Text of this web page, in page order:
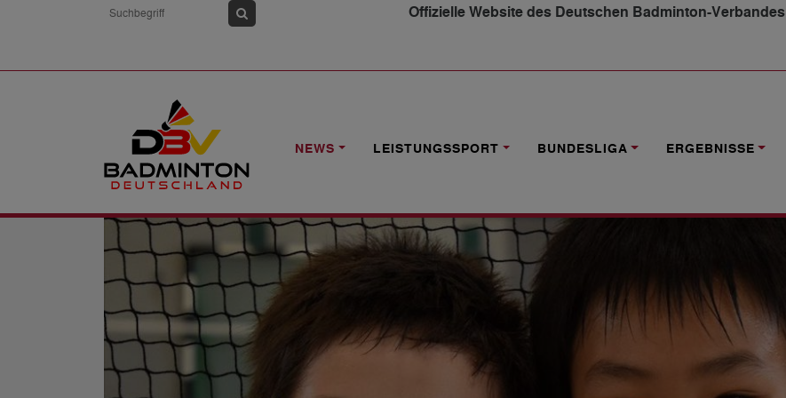
Offizielle Website des Deutschen Badminton-Verbandes
NEWS LEISTUNGSSPORT BUNDESLIGA ERGEBNISSE
NEWS